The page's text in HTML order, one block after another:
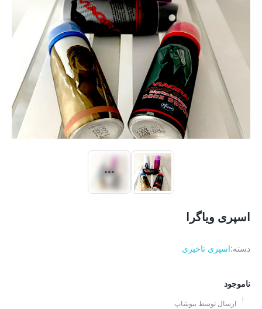
اسپری ویاگرا
دسته:اسپری تاخیری
ناموجود
ارسال توسط بیوشاپ